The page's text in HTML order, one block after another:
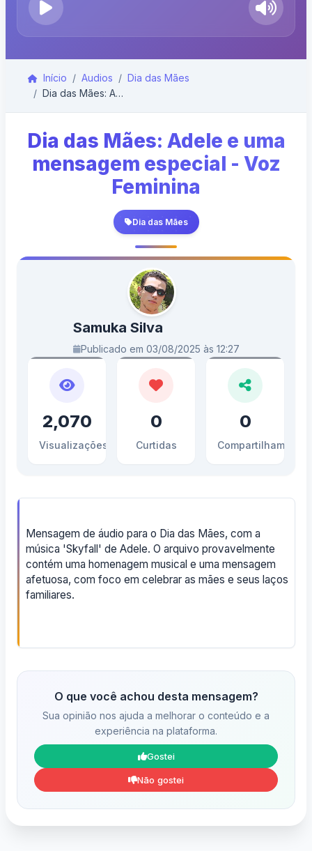
Início Audios
Dia das Mães
Dia das Mães: Adele e uma mensagem especial - Voz ...
Dia das Mães: Adele e uma
mensagem especial - Voz
Feminina
Dia das Mães
Samuka Silva
Publicado em 03/08/2025 às 12:27
2,070
Visualizações
0
Curtidas
0
Compartilhamentos
Mensagem de áudio para o Dia das Mães, com a
música 'Skyfall' de Adele. O arquivo provavelmente
contém uma homenagem musical e uma mensagem
afetuosa, com foco em celebrar as mães e seus laços
familiares.
O que você achou desta mensagem?
Sua opinião nos ajuda a melhorar o conteúdo e a
experiência na plataforma.
Gostei
Não gostei